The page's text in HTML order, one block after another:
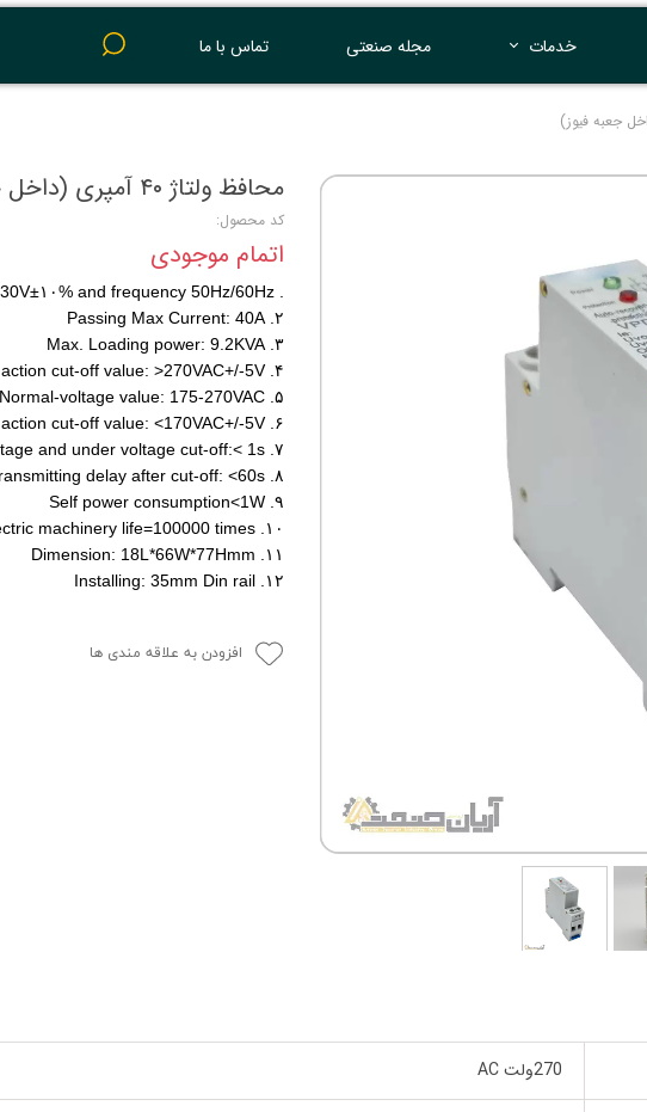
خدمات مجله صنعتی تماس با ما
محافظ ولتاژ ۴۰ آمپری (داخل جعبه فیوز)
کد محصول:
اتمام موجودی
. Rated AC voltage 230V±۱۰% and frequency 50Hz/60Hz
۲. Passing Max Current: 40A
۳. Max. Loading power: 9.2KVA
۴. Over-voltage action cut-off value: >270VAC+/-5V
۵. Normal-voltage value: 175-270VAC
۶. Under-voltage action cut-off value: <170VAC+/-5V
۷. Over voltage and under voltage cut-off:< 1s
۸. Electricity transmitting delay after cut-off: <60s
۹. Self power consumption<1W
۱۰. Electric machinery life=100000 times
۱۱. Dimension: 18L*66W*77Hmm
۱۲. Installing: 35mm Din rail
افزودن به علاقه مندی ها
270ولت AC